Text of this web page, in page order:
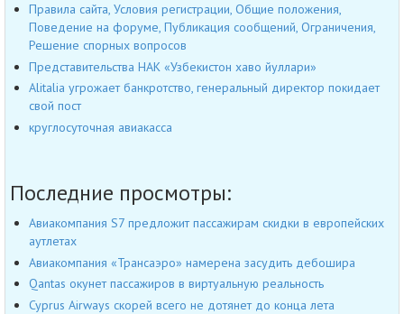
Правила сайта, Условия регистрации, Общие положения,
Поведение на форуме, Публикация сообщений, Ограничения,
Решение спорных вопросов
Представительства НАК «Узбекистон хаво йуллари»
Alitalia угрожает банкротство, генеральный директор покидает
свой пост
круглосуточная авиакасса
Последние просмотры:
Авиакомпания S7 предложит пассажирам скидки в европейских
аутлетах
Авиакомпания «Трансаэро» намерена засудить дебошира
Qantas окунет пассажиров в виртуальную реальность
Cyprus Airways скорей всего не дотянет до конца лета